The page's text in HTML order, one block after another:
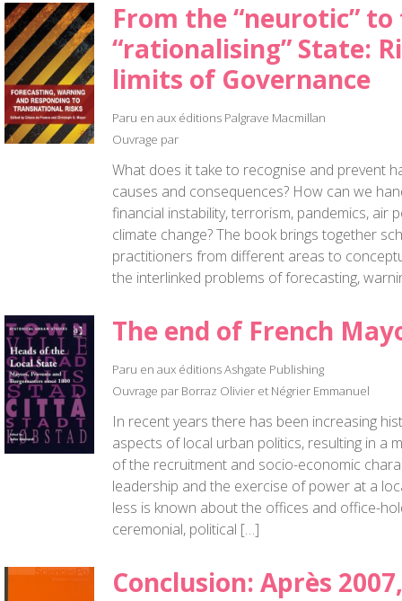
From the “neurotic”
“rationalising” State:
limits of Governance
Paru en aux éditions Palgrave Macmillan
Ouvrage par
What does it take to recognise and prevent
causes and consequences? How can we
financial instability, terrorism, pandemics, air
climate change? The book brings together
practitioners from different areas to
the interlinked problems of forecasting,
The end of French
Paru en aux éditions Ashgate Publishing
Ouvrage par Borraz Olivier et Négrier Emmanuel
In recent years there has been increasing
aspects of local urban politics, resulting in a
of the recruitment and socio-economic
leadership and the exercise of power at a
less is known about the offices and office-
ceremonial, political […]
Conclusion: Après